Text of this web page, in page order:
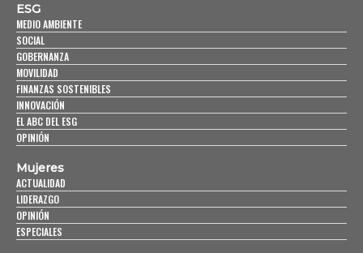
ESG
MEDIO AMBIENTE
SOCIAL
GOBERNANZA
MOVILIDAD
FINANZAS SOSTENIBLES
INNOVACIÓN
EL ABC DEL ESG
OPINIÓN
Mujeres
ACTUALIDAD
LIDERAZGO
OPINIÓN
ESPECIALES